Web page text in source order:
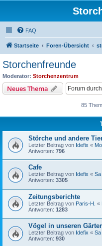
FAQ
Startseite Foren-Übersicht
Storchenfreunde
Moderator: Storchenzentrum
Neues Thema
85
Störche und andere
Letzter Beitrag von Idefix «
Antworten: 796
Cafe
Letzter Beitrag von Idefix « Sa
Antworten: 3305
Zeitungsberichte
Letzter Beitrag von Paris-H. «
Antworten: 1283
Vögel in unseren
Letzter Beitrag von Idefix « Sa
Antworten: 930